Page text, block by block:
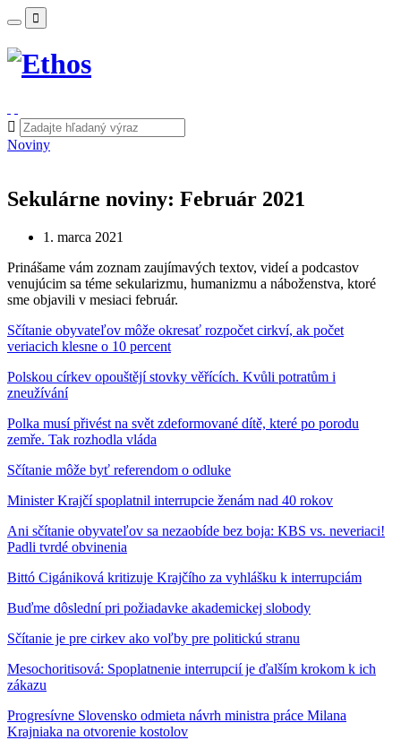
Noviny
Sekulárne noviny: Február 2021
1. marca 2021
Prinášame vám zoznam zaujímavých textov, videí a podcastov
venujúcim sa téme sekularizmu, humanizmu a náboženstva, ktoré
sme objavili v mesiaci február.
Sčítanie obyvateľov môže okresať rozpočet cirkví, ak počet
veriacich klesne o 10 percent
Polskou církev opouštějí stovky věřících. Kvůli potratům i
zneužívání
Polka musí přivést na svět zdeformované dítě, které po porodu
zemře. Tak rozhodla vláda
Sčítanie môže byť referendom o odluke
Minister Krajčí spoplatnil interrupcie ženám nad 40 rokov
Ani sčítanie obyvateľov sa nezaobíde bez boja: KBS vs. neveriaci!
Padli tvrdé obvinenia
Bittó Cigániková kritizuje Krajčího za vyhlášku k interrupciám
Buďme dôslední pri požiadavke akademickej slobody
Sčítanie je pre cirkev ako voľby pre politickú stranu
Mesochoritisová: Spoplatnenie interrupcií je ďalším krokom k ich
zákazu
Progresívne Slovensko odmieta návrh ministra práce Milana
Krajniaka na otvorenie kostolov